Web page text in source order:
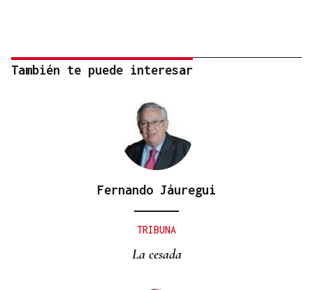
También te puede interesar
Fernando Jáuregui
TRIBUNA
La cesada